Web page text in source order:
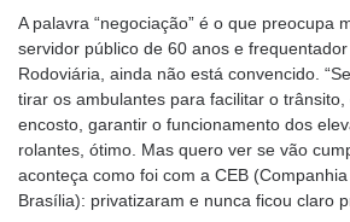
A palavra “negociação” é o que preocupa
servidor público de 60 anos e
Rodoviária, ainda não está convencido.
tirar os ambulantes para facilitar o
encosto, garantir o funcionamento dos
rolantes, ótimo. Mas quero ver se vão
aconteça como foi com a CEB
Brasília): privatizaram e nunca ficou claro